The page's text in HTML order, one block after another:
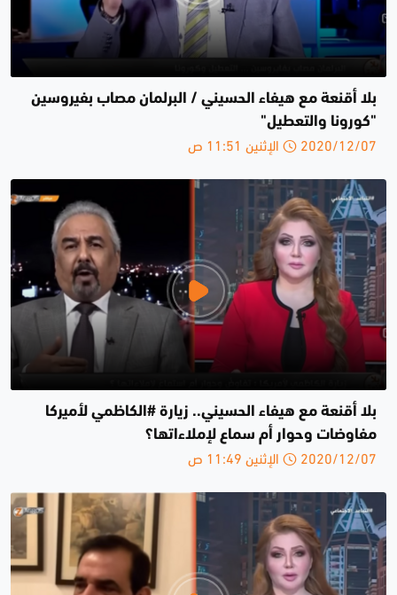
بلا أقنعة مع هيفاء الحسيني / البرلمان مصاب بفيروسين
"كورونا والتعطيل"
2020/12/07 الإثنين 11:51 ص
بلا أقنعة مع هيفاء الحسيني.. زيارة #الكاظمي لأميركا
مفاوضات وحوار أم سماع لإملاءاتها؟
2020/12/07 الإثنين 11:49 ص